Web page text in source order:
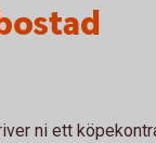
ni ett